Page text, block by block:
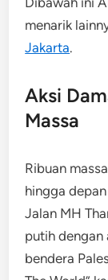
menarik
Jakarta.
Aksi
Massa
Ribuan
hingga
Jalan MH
putih
bendera